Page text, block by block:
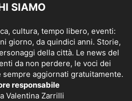
SIAMO
cultura, tempo libero, eventi:
giorno, da quindici anni. Storie,
della città. Le news del
da non perdere, le voci dei
aggiornati gratuitamente.
responsabile
Valentina Zarrilli